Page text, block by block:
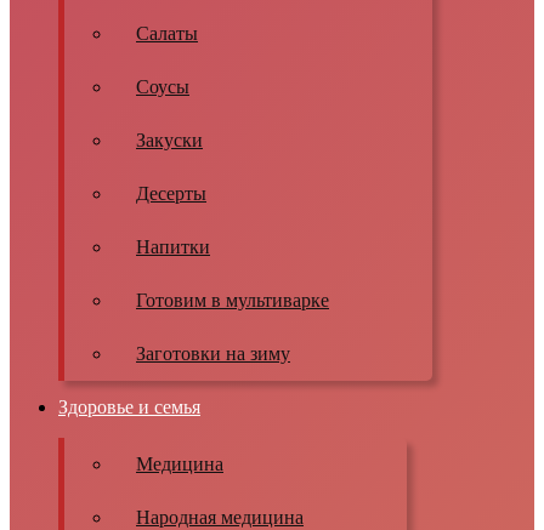
Салаты
Соусы
Закуски
Десерты
Напитки
Готовим в мультиварке
Заготовки на зиму
Здоровье и семья
Медицина
Народная медицина